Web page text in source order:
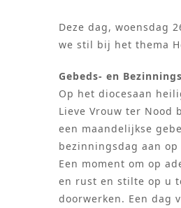
Deze dag, woensdag
we stil bij het thema
Gebeds- en
Op het diocesaan
Lieve Vrouw ter Nood
een maandelijkse
bezinningsdag aan op
Een moment om op
en rust en stilte op u
doorwerken. Een dag